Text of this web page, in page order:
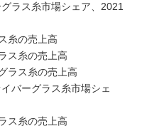
ラス糸市場シェア、2021
糸の売上高
ス糸の売上高
ラス糸の売上高
バーグラス糸市場シェ
ス糸の売上高